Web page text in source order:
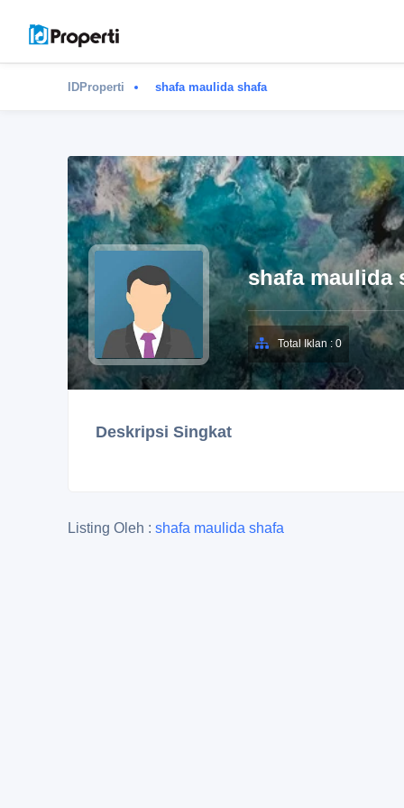
IDProperti shafa maulida shafa
shafa maulida
Total Iklan : 0
Deskripsi Singkat
Listing Oleh : shafa maulida shafa